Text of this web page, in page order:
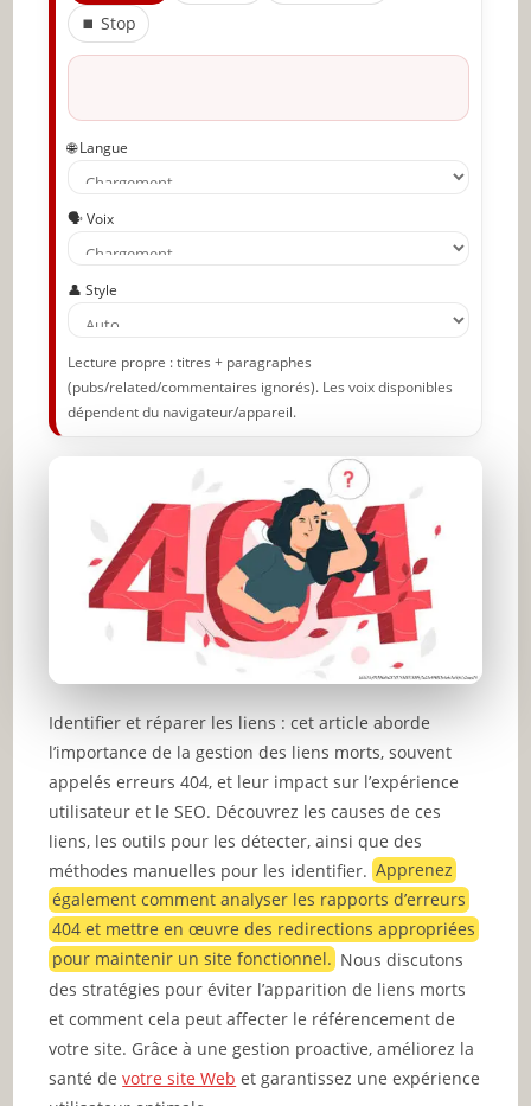
⏹ Stop
🌐 Langue
🗣️ Voix
👤 Style
Lecture propre : titres + paragraphes
(pubs/related/commentaires ignorés). Les voix disponibles
dépendent du navigateur/appareil.
Identifier et réparer les liens : cet article aborde
l’importance de la gestion des liens morts, souvent
appelés erreurs 404, et leur impact sur l’expérience
utilisateur et le SEO. Découvrez les causes de ces
liens, les outils pour les détecter, ainsi que des
méthodes manuelles pour les identifier.Apprenez
également comment analyser les rapports d’erreurs
404 et mettre en œuvre des redirections appropriées
pour maintenir un site fonctionnel. Nous discutons
des stratégies pour éviter l’apparition de liens morts
et comment cela peut affecter le référencement de
votre site. Grâce à une gestion proactive, améliorez la
santé devotre site Web et garantissez une expérience